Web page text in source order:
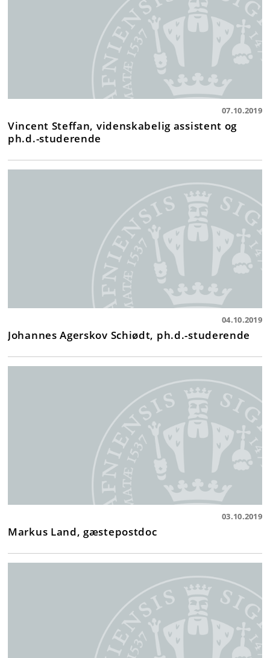
07.10.2019
Vincent Steffan, videnskabelig assistent og
ph.d.-studerende
04.10.2019
Johannes Agerskov Schiødt, ph.d.-studerende
03.10.2019
Markus Land, gæstepostdoc